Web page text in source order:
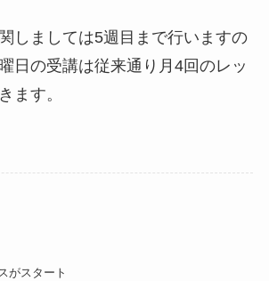
しましては5週目まで行いますの
日の受講は従来通り月4回のレッ
ます。
がスタート